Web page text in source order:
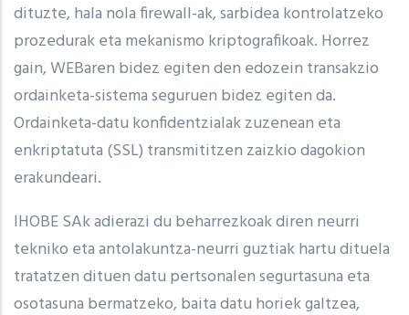
dituzte, hala nola firewall-ak, sarbidea kontrolatzeko
prozedurak eta mekanismo kriptografikoak. Horrez
gain, WEBaren bidez egiten den edozein transakzio
ordainketa-sistema seguruen bidez egiten da.
Ordainketa-datu konfidentzialak zuzenean eta
enkriptatuta (SSL) transmititzen zaizkio dagokion
erakundeari.
IHOBE SAk adierazi du beharrezkoak diren neurri
tekniko eta antolakuntza-neurri guztiak hartu dituela
tratatzen dituen datu pertsonalen segurtasuna eta
osotasuna bermatzeko, baita datu horiek galtzea,